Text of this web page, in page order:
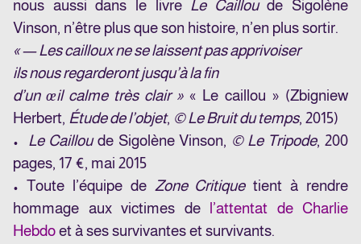
nous aussi dans le livre Le Cailloude Sigolène
Vinson, n’être plus que son histoire, n’en plus sortir.
« — Les cailloux ne se laissent pas apprivoiser
ils nous regarderont jusqu’à la fin
d’un œil calme très clair »« Le caillou » (Zbigniew
Herbert, Étude de l’objet, © Le Bruit du temps, 2015)
• Le Cailloude Sigolène Vinson, © Le Tripode, 200
pages, 17 €, mai 2015
• Toute l’équipe de Zone Critiquetient à rendre
hommage aux victimes de
l’attentat de Charlie
Hebdoet à ses survivantes et survivants.